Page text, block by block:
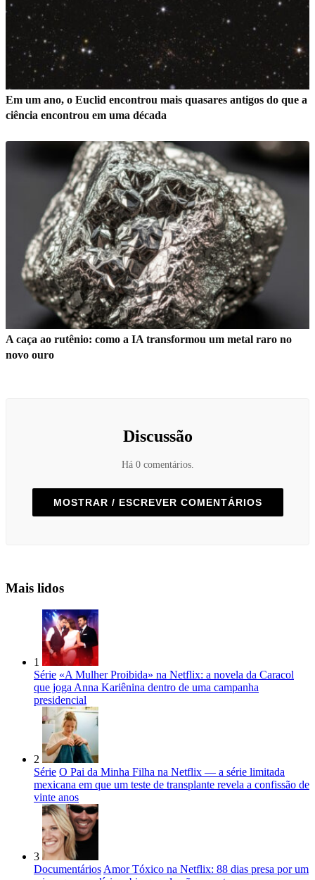
Em um ano, o Euclid encontrou mais quasares antigos do que a
ciência encontrou em uma década
A caça ao rutênio: como a IA transformou um metal raro no
novo ouro
Discussão
Há 0 comentários.
MOSTRAR / ESCREVER COMENTÁRIOS
Mais lidos
1
Série «A Mulher Proibida» na Netflix: a novela da Caracol
que joga Anna Kariênina dentro de uma campanha
presidencial
2
Série O Pai da Minha Filha na Netflix — a série limitada
mexicana em que um teste de transplante revela a confissão de
vinte anos
3
Documentários Amor Tóxico na Netflix: 88 dias presa por um